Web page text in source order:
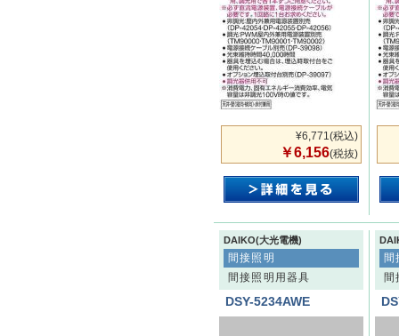
¥6,771(税込)
￥6,156(税抜)
DAIKO(大光電機)
間接照明
間接照明用器具
DSY-5234AWE
間
間